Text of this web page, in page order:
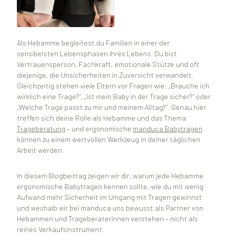
Als Hebamme begleitest du Familien in einer der
sensibelsten Lebensphasen ihres Lebens. Du bist
Vertrauensperson, Fachkraft, emotionale Stütze und oft
diejenige, die Unsicherheiten in Zuversicht verwandelt.
Gleichzeitig stehen viele Eltern vor Fragen wie: „Brauche ich
wirklich eine Trage?“, „Ist mein Baby in der Trage sicher?“ oder
„Welche Trage passt zu mir und meinem Alltag?“. Genau hier
treffen sich deine Rolle als Hebamme und das Thema
Trageberatung – und ergonomische manduca Babytragen
können zu einem wertvollen Werkzeug in deiner täglichen
Arbeit werden.
In diesem Blogbeitrag zeigen wir dir, warum jede Hebamme
ergonomische Babytragen kennen sollte, wie du mit wenig
Aufwand mehr Sicherheit im Umgang mit Tragen gewinnst
und weshalb wir bei manduca uns bewusst als Partner von
Hebammen und Trageberaterinnen verstehen – nicht als
reines Verkaufsinstrument.